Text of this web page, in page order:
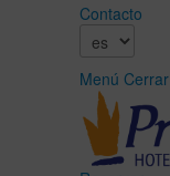
Contacto
Menú Cerrar